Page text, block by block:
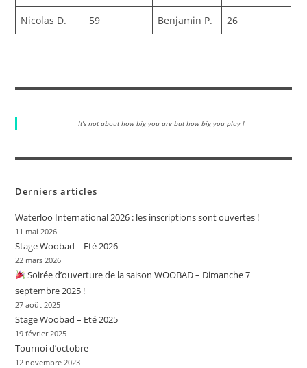
Nicolas D. 59 Benjamin P. 26
It's not about how big you are but how big you play !
Derniers articles
Waterloo International 2026 : les inscriptions sont ouvertes !
11 mai 2026
Stage Woobad – Eté 2026
22 mars 2026
Soirée d’ouverture de la saison WOOBAD – Dimanche 7
septembre 2025 !
27 août 2025
Stage Woobad – Eté 2025
19 février 2025
Tournoi d’octobre
12 novembre 2023